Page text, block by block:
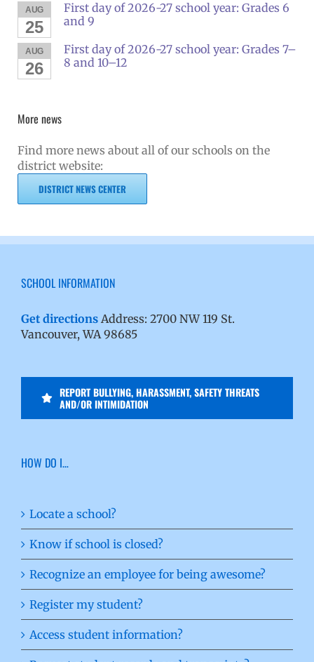
AUG
25
First day of 2026-27 school year: Grades 6
and 9
AUG
26
First day of 2026-27 school year: Grades 7–
8 and 10–12
More news
Find more news about all of our schools on the
district website:
DISTRICT NEWS CENTER
SCHOOL INFORMATION
Get directions Address: 2700 NW 119 St.
Vancouver, WA 98685
REPORT BULLYING, HARASSMENT, SAFETY THREATS
AND/OR INTIMIDATION
HOW DO I…
Locate a school?
Know if school is closed?
Recognize an employee for being awesome?
Register my student?
Access student information?